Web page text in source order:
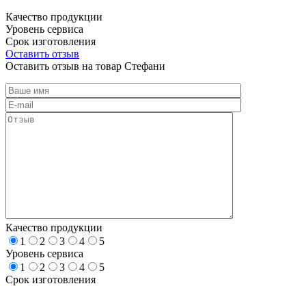
Качество продукции
Уровень сервиса
Срок изготовления
Оставить отзыв
Оставить отзыв на товар Стефани
Качество продукции
1
2 3 4
5
Уровень сервиса
1
2 3 4
5
Срок изготовления